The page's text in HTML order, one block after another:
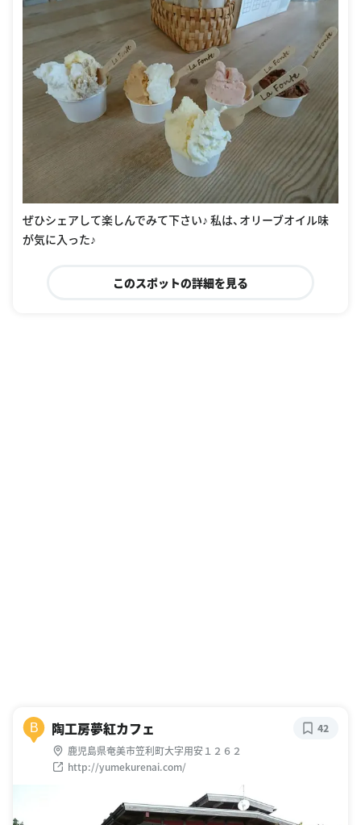
ぜひシェアして楽しんでみて下さい♪ 私は、オリーブオイル味
が気に入った♪
このスポットの詳細を見る
B 陶工房夢紅カフェ
鹿児島県奄美市笠利町大字用安１２６２
http://yumekurenai.com/
42